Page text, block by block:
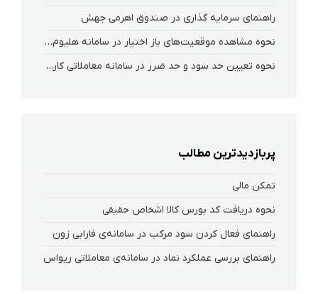
راهنمای سرمایه گذاری در صندوق اهرمی جهش
نحوه‌ مشاهده‌ موقعیت‌های باز اختیار در سامانه هلیوم و نکست
نحوه تعیین حد سود و حد ضرر در سامانه معاملاتی کارگزاری فارابی
پربازدیدترین مطالب
تمکن مالی
نحوه دریافت کد بورس کالا اشخاص حقیقی
راهنمای فعال کردن سود مرکب در سامانه‌ی فارابی زون
راهنمای بررسی عملکرد نماد در سامانه‌ی معاملاتی ریواس